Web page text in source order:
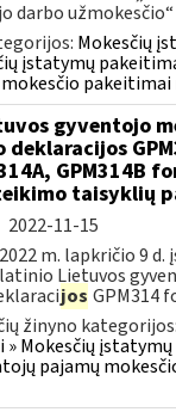
darbo
Mokesčių
įstatymų
pakeitimai
gyventojo
deklaracijos
GPM314B
taisyklių
2022-11-15
m. lapkričio 9 d.
Lietuvos
jos GPM314
žinyno kategorijos:
Mokesčių
pajamų